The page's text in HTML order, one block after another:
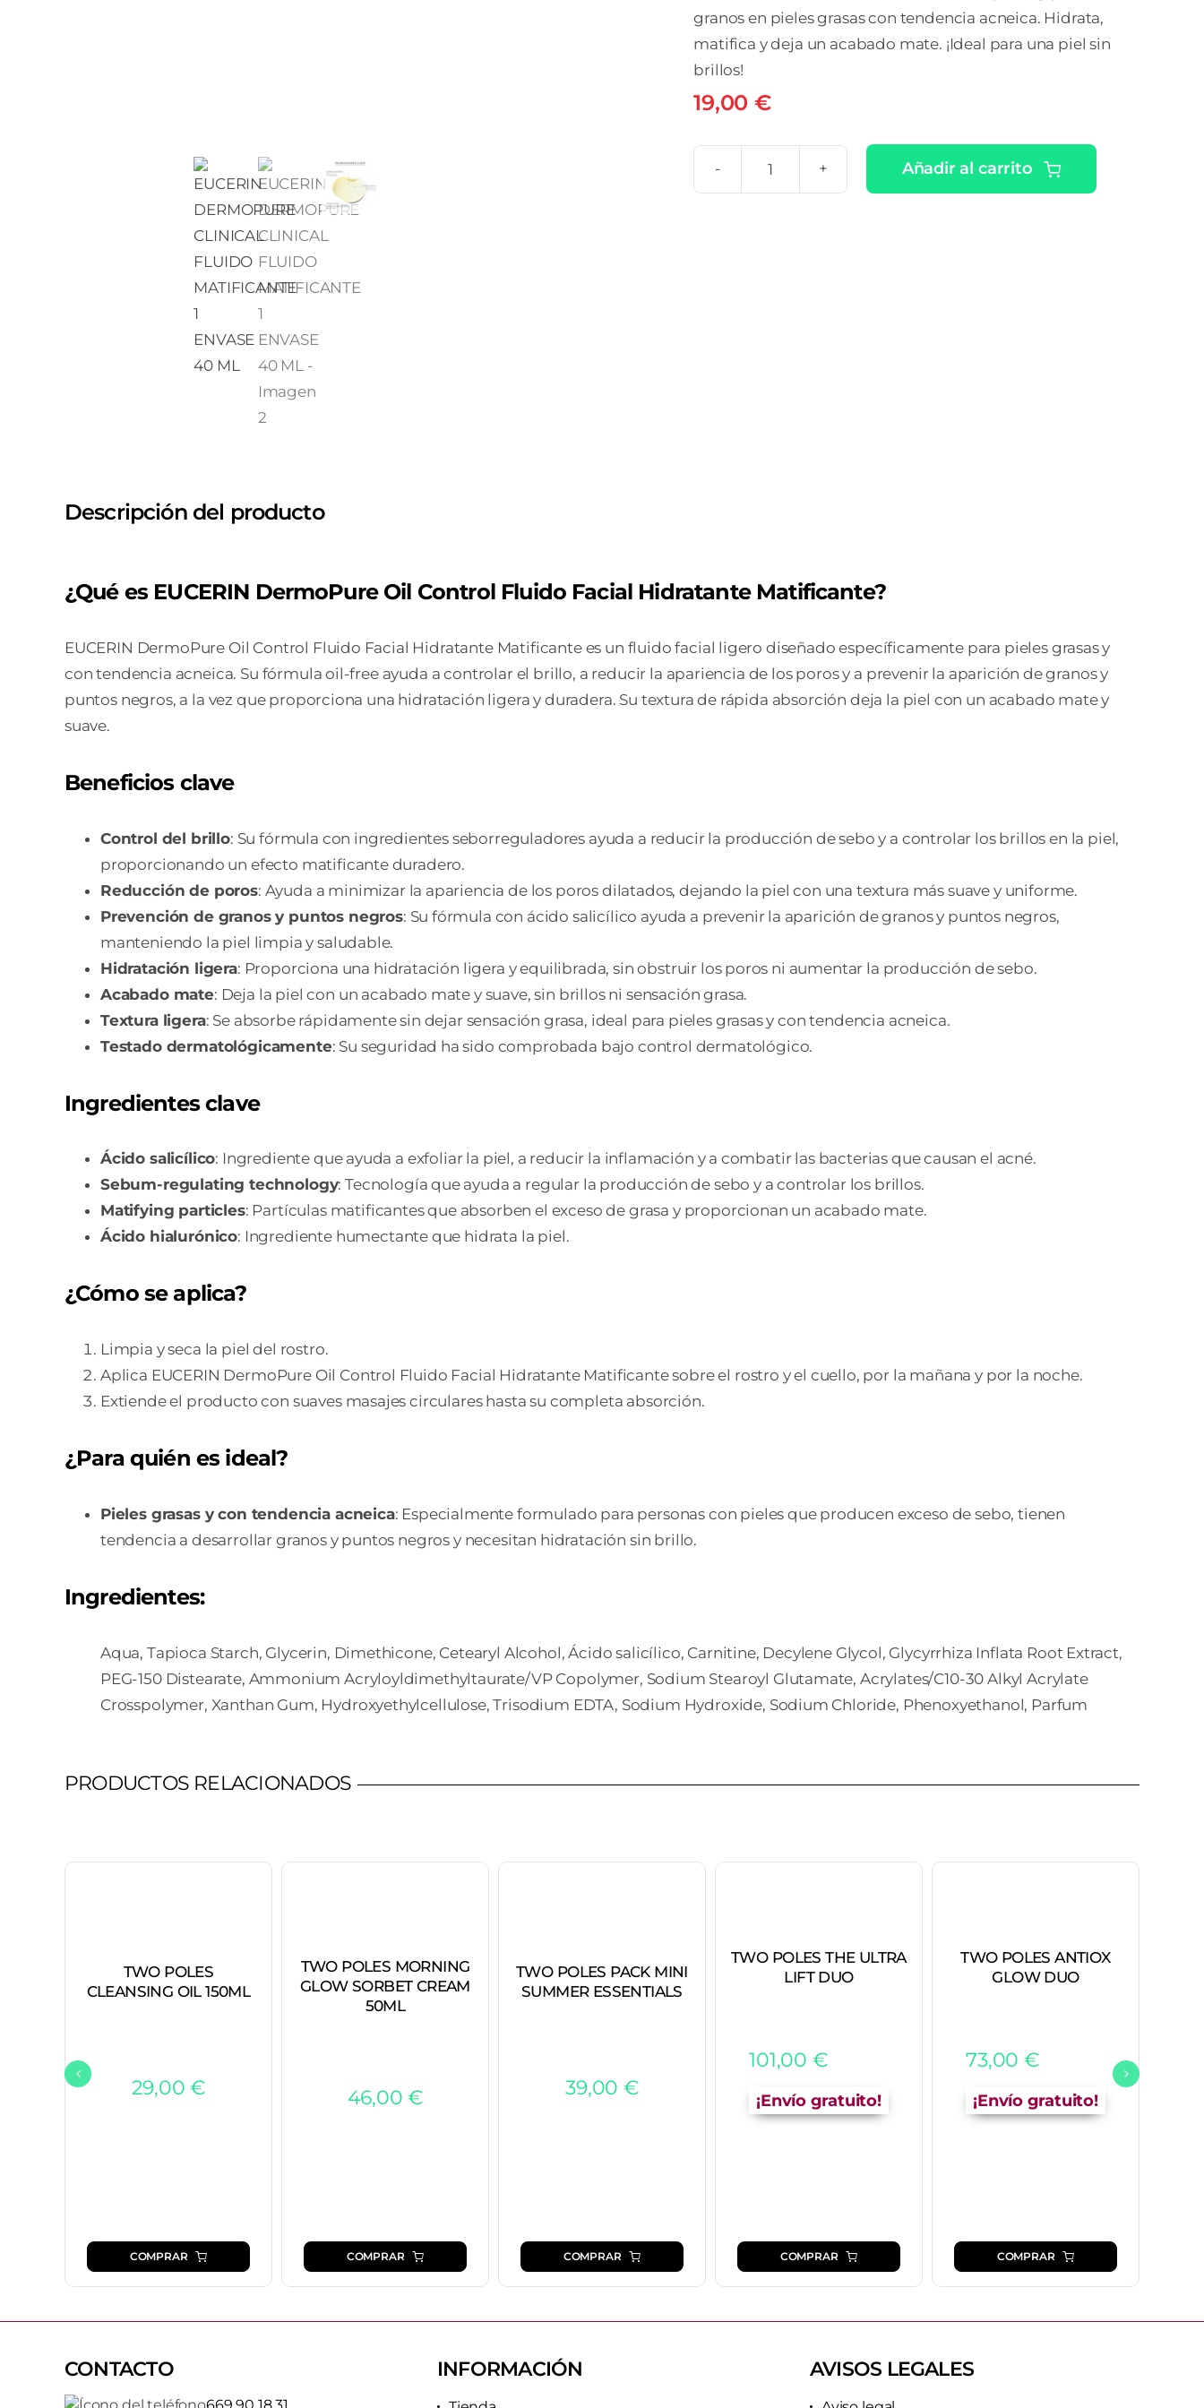
granos en pieles grasas con tendencia acneica. Hidrata,
matifica y deja un acabado mate. ¡Ideal para una piel sin
brillos!
19,00 €
EUCERIN
Añadir al carrito
Descripción del producto
¿Qué es EUCERIN DermoPure Oil Control Fluido Facial Hidratante Matificante?
EUCERIN DermoPure Oil Control Fluido Facial Hidratante Matificante es un fluido facial ligero diseñado específicamente para pieles grasas y
con tendencia acneica. Su fórmula oil-free ayuda a controlar el brillo, a reducir la apariencia de los poros y a prevenir la aparición de granos y
puntos negros, a la vez que proporciona una hidratación ligera y duradera. Su textura de rápida absorción deja la piel con un acabado mate y
suave.
Beneficios clave
Control del brillo: Su fórmula con ingredientes seborreguladores ayuda a reducir la producción de sebo y a controlar los brillos en la piel,
proporcionando un efecto matificante duradero.
Reducción de poros: Ayuda a minimizar la apariencia de los poros dilatados, dejando la piel con una textura más suave y uniforme.
Prevención de granos y puntos negros: Su fórmula con ácido salicílico ayuda a prevenir la aparición de granos y puntos negros,
manteniendo la piel limpia y saludable.
Hidratación ligera: Proporciona una hidratación ligera y equilibrada, sin obstruir los poros ni aumentar la producción de sebo.
Acabado mate: Deja la piel con un acabado mate y suave, sin brillos ni sensación grasa.
Textura ligera: Se absorbe rápidamente sin dejar sensación grasa, ideal para pieles grasas y con tendencia acneica.
Testado dermatológicamente: Su seguridad ha sido comprobada bajo control dermatológico.
Ingredientes clave
Ácido salicílico: Ingrediente que ayuda a exfoliar la piel, a reducir la inflamación y a combatir las bacterias que causan el acné.
Sebum-regulating technology: Tecnología que ayuda a regular la producción de sebo y a controlar los brillos.
Matifying particles: Partículas matificantes que absorben el exceso de grasa y proporcionan un acabado mate.
Ácido hialurónico: Ingrediente humectante que hidrata la piel.
¿Cómo se aplica?
Limpia y seca la piel del rostro.
Aplica EUCERIN DermoPure Oil Control Fluido Facial Hidratante Matificante sobre el rostro y el cuello, por la mañana y por la noche.
Extiende el producto con suaves masajes circulares hasta su completa absorción.
¿Para quién es ideal?
Pieles grasas y con tendencia acneica: Especialmente formulado para personas con pieles que producen exceso de sebo, tienen
tendencia a desarrollar granos y puntos negros y necesitan hidratación sin brillo.
Ingredientes:
Aqua, Tapioca Starch, Glycerin, Dimethicone, Cetearyl Alcohol, Ácido salicílico, Carnitine, Decylene Glycol, Glycyrrhiza Inflata Root Extract,
PEG-150 Distearate, Ammonium Acryloyldimethyltaurate/VP Copolymer, Sodium Stearoyl Glutamate, Acrylates/C10-30 Alkyl Acrylate
Crosspolymer, Xanthan Gum, Hydroxyethylcellulose, Trisodium EDTA, Sodium Hydroxide, Sodium Chloride, Phenoxyethanol, Parfum
PRODUCTOS RELACIONADOS
TWO POLES
CLEANSING OIL 150ML
29,00€
COMPRAR
TWO POLES MORNING
GLOW SORBET CREAM
50ML
46,00€
COMPRAR
TWO POLES PACK MINI
SUMMER ESSENTIALS
39,00 €
COMPRAR
TWO POLES THE ULTRA
LIFT DUO
101,00 €
¡Envío gratuito!
COMPRAR
TWO POLES ANTIOX
GLOW DUO
73,00 €
¡Envío gratuito!
COMPRAR
CONTACTO INFORMACIÓN AVISOS LEGALES